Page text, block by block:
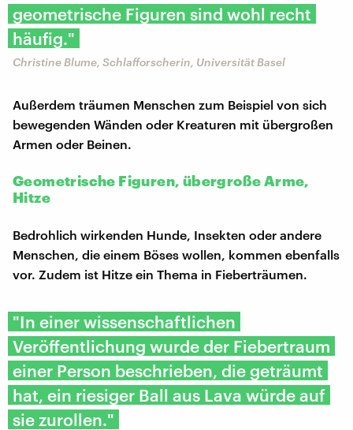
geometrische Figuren sind wohl recht
häufig."
Christine Blume, Schlafforscherin, Universität Basel
Außerdem träumen Menschen zum Beispiel von sich
bewegenden Wänden oder Kreaturen mit übergroßen
Armen oder Beinen.
Geometrische Figuren, übergroße Arme,
Hitze
Bedrohlich wirkenden Hunde, Insekten oder andere
Menschen, die einem Böses wollen, kommen ebenfalls
vor. Zudem ist Hitze ein Thema in Fieberträumen.
"In einer wissenschaftlichen
Veröffentlichung wurde der Fiebertraum
einer Person beschrieben, die geträumt
hat, ein riesiger Ball aus Lava würde auf
sie zurollen."